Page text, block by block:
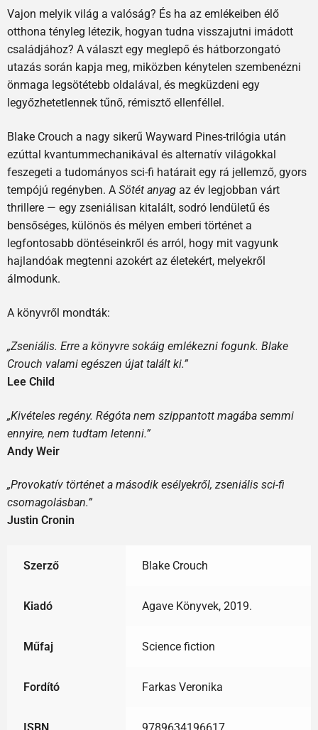
Vajon melyik világ a valóság? És ha az emlékeiben élő
otthona tényleg létezik, hogyan tudna visszajutni imádott
családjához? A választ egy meglepő és hátborzongató
utazás során kapja meg, miközben kénytelen szembenézni
önmaga legsötétebb oldalával, és megküzdeni egy
legyőzhetetlennek tűnő, rémisztő ellenféllel.
Blake Crouch a nagy sikerű Wayward Pines-trilógia után
ezúttal kvantummechanikával és alternatív világokkal
feszegeti a tudományos sci-fi határait egy rá jellemző, gyors
tempójú regényben. A Sötét anyag az év legjobban várt
thrillere — egy zseniálisan kitalált, sodró lendületű és
bensőséges, különös és mélyen emberi történet a
legfontosabb döntéseinkről és arról, hogy mit vagyunk
hajlandóak megtenni azokért az életekért, melyekről
álmodunk.
A könyvről mondták:
„Zseniális. Erre a könyvre sokáig emlékezni fogunk. Blake
Crouch valami egészen újat talált ki.”
Lee Child
„Kivételes regény. Régóta nem szippantott magába semmi
ennyire, nem tudtam letenni.”
Andy Weir
„Provokatív történet a második esélyekről, zseniális sci-fi
csomagolásban.”
Justin Cronin
Szerző Blake Crouch
Kiadó Agave Könyvek, 2019.
Műfaj Science fiction
Fordító Farkas Veronika